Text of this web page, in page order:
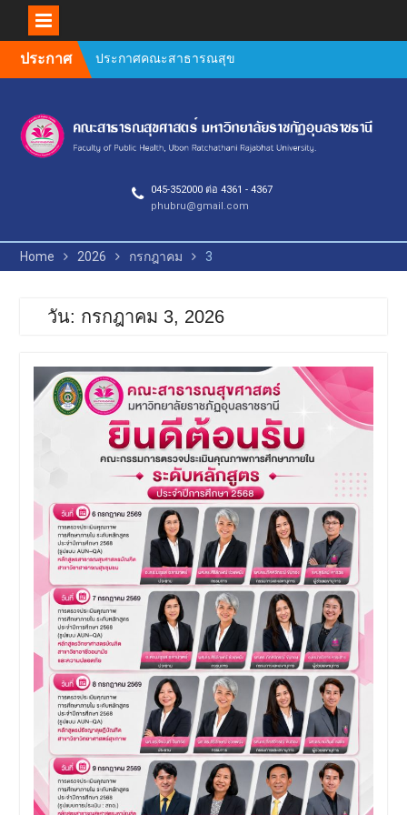
ประกาศ
ประกาศคณะสาธารณสุข
ศาสตร์ เรื่อง หลักเกณฑ์การ
ผลงานทางวิชาการ ของ
บุคลากรสายวิชาการและ
สายสนับสนุน คณะ
Author Guidelines and
Manuscript Preparation
คำชี้แจงการตีพิมพ์วารสาร
วิจัยสาธารณสุขศาสตร์ 2569
ศึกษาภายใน ระดับหลักสูตร
ศึกษา 2568
กิจกรรมประกวดผลงาน
วิชาการ วิจัย และนวัตกรรม
การประชุมวิชาการ PH
UBRU Symposium : Public
Health Next Gen
045-352000 ต่อ 4361 - 4367
phubru@gmail.com
Home 2026 กรกฎาคม 3
วัน: กรกฎาคม 3, 2026